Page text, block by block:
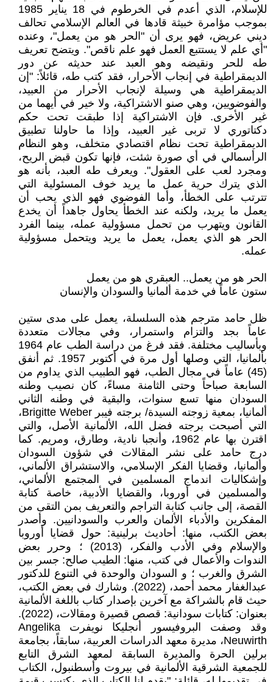
للإسلام، الذي أعدم في الخرطوم في 18 يناير 1985
بموجب مؤامرة خبيثة قادها في العالم الإسلامي تحالف
ديني عريض، فهو يرى أن "الحر هو من يعمل"، وعنده
"أي علم لا يستتبع العمل فهو علم ناقص". ويتضح تعريف
طه للحر ونقيضه وهو العبد عند حديثه عن دور
الديمقراطية في إنجاب الأحرار، فقد كتب طه، قائلاً: "إن
الديمقراطية هي وسيلة لإنجاب الأحرار من العبيد،
والفوضويين، وهي صنو الاشتراكية، ولا خير في أيهما من
غير الأخرى. فإن الاشتراكية إذا طبقت تحت حكم
دكتاتوري لا تربى غير العبيد، وإذا ما حاولنا تطبيق
الديمقراطية تحت نظام اقتصادي متخلف، وهو النظام
الرأسمالي في أي صورة شئت، فإنها تكون قبض الريح،
ومجرد لعب على العقول". ويعرف طه العبد، بأنه هو
الذي يترك حرية عمل ما يريد خوف المسئولية التي
تترتب على الخطأ، وأما الفوضوي فهو الذي يحب أن
يعمل ما يريد، ولكنه عند الخطأ يحاول جاهداً أن يخدع
القانون ويتهرب من تحمل مسؤولية عمله، بينما الفرد
الحر هو الذي يعمل، يعمل ما يريد ويتحمل مسؤولية
عمله.
الحر هو من يعمل.. العبقري هو من يعمل
ستون عاماً في خدمة ألمانيا والسودان والإنسان
ظل حامد مترجم هذه السلسلة، يعمل على مدى ستين
عاماً بجد والتزام واستمرار، وفي مجالات متعددة
وبأساليب مختلفة. فقد فرغ من دراسة الطب عام 1964
بألمانيا، التي وصلها أول مرة في أكتوبر 1957. ثم أنفق
(45) عاماً في مجال الطب، فهو الطبيب الذي يداوم من
السابعة صباحاً وحتى الثامنة مساءً، كان نصيب وطنه
السودان منها تسع سنوات، والبقية في وطنه الثاني
ألمانيا، بمعية زوجته السيدة/ برجته فيبر Brigitte Weber،
التي أصبحت برجته فضل الله، الألمانية الأصل، والتي
اقترن بها عام 1962، وأنجبا نادية، وطارق، ومريم. كما
درج حامد على نشر المقالات في شؤون السودان
وألمانيا، وقضايا الفكر الإسلامي، والاستشراق الألماني،
وإشكاليات اندماج المسلمين في المجتمع الألماني،
والمسلمين في أوروبا، والقضايا الأدبية، خاصة كتابة
القصة، إلى جانب كتابة التراجم والتعريف بمن التقى من
المفكرين والأدباء الألمان والعرب والسودانيين. وأصدر
بعض الكتب، منها: أحاديث برلينية: حول قضايا أوروبا
والإسلام وفي الأدب والفكر، (2013) ؛ وحرر بعض
الندوات والأعمال في كتب، منها: الطيب صالح: جسر بين
الشرق والغرب ؛ و السودان والوحدة في التنوع للدكتور
عبدالغفار محمد أحمد، (2022). وشارك في بعض الكتب،
حيث قام بالشراكة مع آخرين بإصدار كتاب باللغة الألمانية
بعنوان: كتابات سودانية: قصص قصيرة ومقالات، (2022).
وقد وصفت البروفيسور أنجليكا نويفرت Angelika
Neuwirth، مديرة معهد الدراسات العربية، سابقاً، بجامعة
برلين الحرة والمديرة السابقة لمعهد الشرق التابع
للجمعية الشرقية الألمانية في بيروت وأسطنبول، الكتاب